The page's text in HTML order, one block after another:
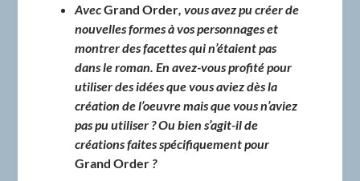
AvecGrand Order, vous avez pu créer de
nouvelles formes à vos personnages et
montrer des facettes qui n’étaient pas
dans le roman. En avez-vous profité pour
utiliser des idées que vous aviez dès la
création de l’oeuvre mais que vous n’aviez
pas pu utiliser ? Ou bien s’agit-il de
créations faites spécifiquement pour
Grand Order?